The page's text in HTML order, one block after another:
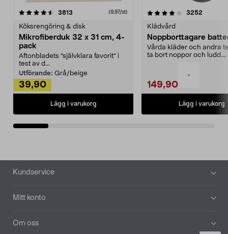
-
3813 (9,97/st)
Köksrengöring & disk
Mikrofiberduk 32 x 31 cm, 4-
pack
Aftonbladets "självklara favorit” i
test av d...
Utförande: Grå/beige
39,90
Lägg i varukorg
4.0av 5 stjärnor 3252
Klädvård
Noppborttagare
Vårda kläder och andra
ta bort noppor och ludd.
149,90
Lägg i varukorg
4.5av 5 stjärnor
Sidfot
Kundservice
Mitt konto
Om oss